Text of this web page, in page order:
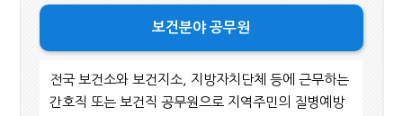
보건분야 공무원
전국 보건소와 보건지소, 지방자치단체 등에 근무하는
간호직 또는 보건직 공무원으로 지역주민의 질병예방